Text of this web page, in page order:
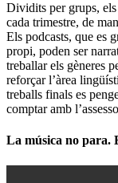
Dividits per grups, els
cada trimestre, de
Els podcasts, que es
propi, poden ser
treballar els gèneres
reforçar l’àrea
treballs finals es
comptar amb
La música no para.